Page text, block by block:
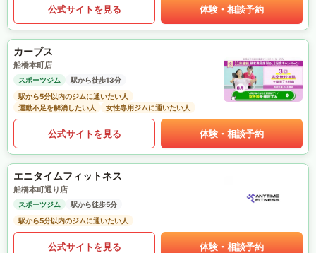
公式サイトを見る 体験・相談予約
カーブス
船橋本町店
スポーツジム
駅から徒歩13分
駅から5分以内のジムに通いたい人
運動不足を解消したい人
女性専用ジムに通いたい人
公式サイトを見る 体験・相談予約
エニタイムフィットネス
船橋本町通り店
スポーツジム
駅から徒歩5分
駅から5分以内のジムに通いたい人
公式サイトを見る 体験・相談予約